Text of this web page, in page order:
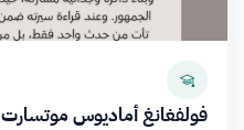
فولفغانغ أماديوس موتسارت